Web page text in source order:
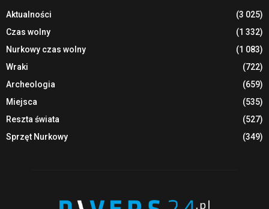
Aktualności
(3 025)
Czas wolny
(1 332)
Nurkowy czas wolny
(1 083)
Wraki
(722)
Archeologia
(659)
Miejsca
(535)
Reszta świata
(527)
Sprzęt Nurkowy
(349)